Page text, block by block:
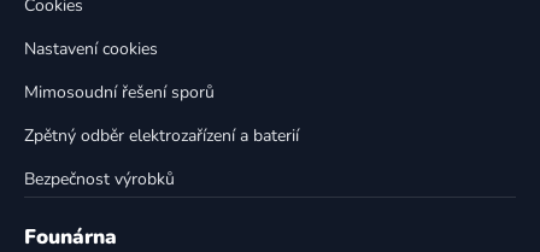
Cookies
Nastavení cookies
Mimosoudní řešení sporů
Zpětný odběr elektrozařízení a baterií
Bezpečnost výrobků
Founárna